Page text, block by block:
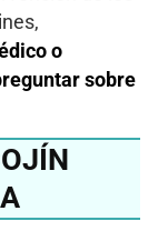
o
sobre